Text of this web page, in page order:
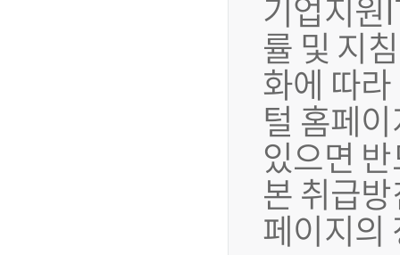
률 및 지
화에 따
털 홈페
있으면
본 취급
페이지의